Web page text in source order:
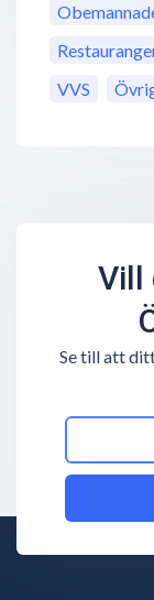
VVS
Vill
Se till att